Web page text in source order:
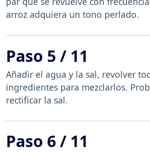
arroz adquiera un tono perlado.
Paso 5 / 11
Añadir el agua y la sal, revolver
ingredientes para mezclarlos.
rectificar la sal.
Paso 6 / 11